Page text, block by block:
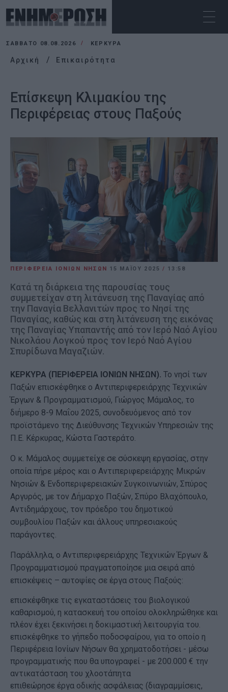
ΣΆΒΒΑΤΟ 08.08.2026 ΚΕΡΚΥΡΑ
Αρχική Επικαιρότητα
Επίσκεψη Κλιμακίου της
Περιφέρειας στους Παξούς
ΠΕΡΙΦΕΡΕΙΑ ΙΟΝΙΩΝ ΝΗΣΩΝ 15 ΜΑΪ́ΟΥ 2025 / 13:58
Κατά τη διάρκεια της παρουσίας τους
συμμετείχαν στη λιτάνευση της Παναγίας από
την Παναγία Βελλανιτών προς το Νησί της
Παναγίας, καθώς και στη λιτάνευση της εικόνας
της Παναγίας Υπαπαντής από τον Ιερό Ναό Αγίου
Νικολάου Λογκού προς τον Ιερό Ναό Αγίου
Σπυρίδωνα Μαγαζιών.
ΚΕΡΚΥΡΑ (ΠΕΡΙΦΕΡΕΙΑ ΙΟΝΙΩΝ ΝΗΣΩΝ). Το νησί των
Παξών επισκέφθηκε ο Αντιπεριφερειάρχης Τεχνικών
Έργων & Προγραμματισμού, Γιώργος Μάμαλος, το
διήμερο 8-9 Μαΐου 2025, συνοδευόμενος από τον
προϊστάμενο της Διεύθυνσης Τεχνικών Υπηρεσιών της
Π.Ε. Κέρκυρας, Κώστα Γαστεράτο.
Ο κ. Μάμαλος συμμετείχε σε σύσκεψη εργασίας, στην
οποία πήρε μέρος και ο Αντιπεριφερειάρχης Μικρών
Νησιών & Ενδοπεριφερειακών Συγκοινωνιών, Σπύρος
Αργυρός, με τον Δήμαρχο Παξών, Σπύρο Βλαχόπουλο,
Αντιδημάρχους, τον πρόεδρο του δημοτικού
συμβουλίου Παξών και άλλους υπηρεσιακούς
παράγοντες.
Παράλληλα, ο Αντιπεριφερειάρχης Τεχνικών Έργων &
Προγραμματισμού πραγματοποίησε μια σειρά από
επισκέψεις – αυτοψίες σε έργα στους Παξούς:
επισκέφθηκε τις εγκαταστάσεις του βιολογικού
καθαρισμού, η κατασκευή του οποίου ολοκληρώθηκε και
πλέον έχει ξεκινήσει η δοκιμαστική λειτουργία του.
επισκέφθηκε το γήπεδο ποδοσφαίρου, για το οποίο η
Περιφέρεια Ιονίων Νήσων θα χρηματοδοτήσει - μέσω
προγραμματικής που θα υπογραφεί - με 200.000 € την
αντικατάσταση του χλοοτάπητα
επιθεώρησε έργα οδικής ασφάλειας (διαγραμμίσεις,